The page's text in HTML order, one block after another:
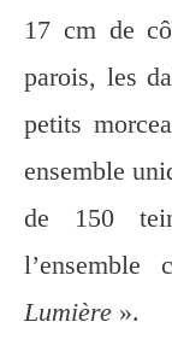
17 cm de
parois, les
petits
ensemble
de 150
Lumière ».